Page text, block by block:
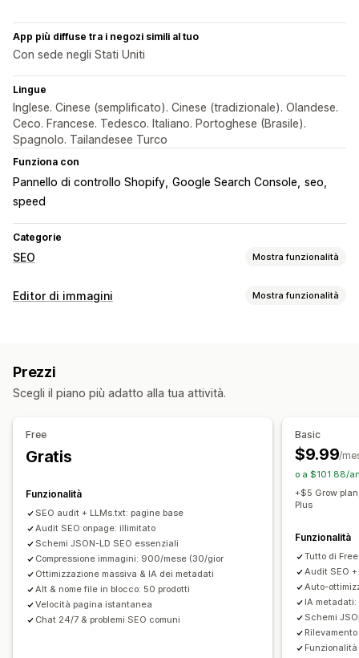
App più diffuse tra i negozi simili al tuo
Con sede negli Stati Uniti
Lingue
Inglese. Cinese (semplificato). Cinese (tradizionale). Olandese.
Ceco. Francese. Tedesco. Italiano. Portoghese (Brasile).
Spagnolo. Tailandesee Turco
Funziona con
Pannello di controllo Shopify Google Search Console seo
speed
Categorie
SEO Mostra funzionalità
Strumenti SEO
Mappe dei siti
Rich snippet JSON-LD Schemas Modifica in blocco
Ottimizzazione immagini
Ottimizzazione contenuti
Ottimizzazione metadati
Monitoraggio delle performance
Punteggio SEO Verifiche
Insight e suggerimenti Analisi
Analisi dei concorrenti
Analisi delle parole chiave
Analisi della velocità
Analisi dei contenuti Monitoraggio del posizionamento
Editor di immagini Mostra funzionalità
Testo alternativo
Prezzi
Scegli il piano più adatto alla tua attività.
Free
Gratis
Funzionalità
SEO audit + LLMs.txt: pagine base
Audit SEO onpage: illimitato
Schemi JSON-LD SEO essenziali
Compressione immagini: 900/mese (30/gior
Ottimizzazione massiva & IA dei metadati
Alt & nome file in blocco: 50 prodotti
Velocità pagina istantanea
Chat 24/7 & problemi SEO comuni
Basic
$9.99/
o a $101.88/
+$5 Grow
Plus
Funzionalità
Tutto di
Audit SEO
Auto-
IA
Schemi